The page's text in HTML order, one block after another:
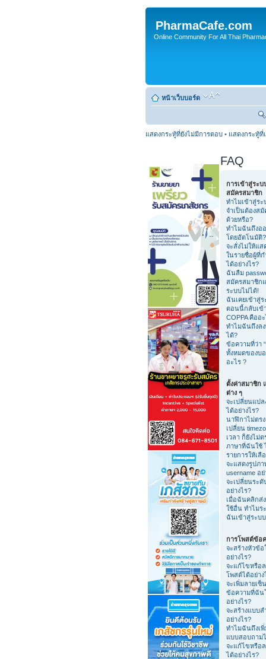
PharmaCafe.com
Online Community For All Thai
หน้าเว็บบอร์ด
แสดงกระทู้ที่ยังไม่มีการตอบ • แสดงกระทู้ที่
FAQ
การเข้าสู่ระบ
สมัครสมาชิก
ทำไมเข้าสู่ระ
จำเป็นต้องส
ด้วยหรือ?
ทำไมฉันถึงอ
โดยอัตโนมัติ?
จะสั่งไม่ให้แ
ในรายชื่อผู้ที่ก
ได้อย่างไร?
ฉันลืม
สมัครสมาชิก
ระบบไม่ได้!
ฉันเคยเข้าสู่
ตอนนี้กลับเข้
COPPA คืออ
ทำไมฉันถึงล
ได้?
ข้อความที่ว่า
ทั้งหมดของบ
อะไร ?
ตั้งค่าสมาชิก
ต่าง ๆ
จะเปลี่ยนแปล
ได้อย่างไร?
นาฬิกาไม่ตร
เปลี่ยน
เวลา ก็ยังไม่ต
ภาษาที่ฉันใช้
รายการให้เลื
จะแสดงรูปภ
username อย่
จะเปลี่ยนระ
อย่างไร?
เมื่อฉันคลิกส่ง
ใช้อื่น ทำไมร
ฉันเข้าสู่ระบ
การโพสต์ข้อ
จะสร้างหัวข้อ
อย่างไร?
จะแก้ไขหรือ
โพสต์ได้อย่าง
จะเพิ่มลายเซ็
ข้อความที่ฉัน
อย่างไร?
จะสร้างแบบส
อย่างไร?
ทำไมฉันถึงเ
แบบสอบถาม
จะแก้ไขหรือ
ได้อย่างไร?